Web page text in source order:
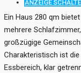
ANZEIGE
Ein Haus 280 qm
mehrere
großzügige
Charakteristisch ist
Essbereich, klar